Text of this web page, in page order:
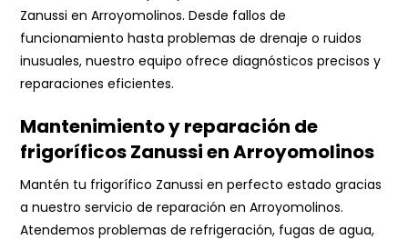
Zanussi en Arroyomolinos. Desde fallos de
funcionamiento hasta problemas de drenaje o ruidos
inusuales, nuestro equipo ofrece diagnósticos precisos y
reparaciones eficientes.
Mantenimiento y reparación de
frigoríficos Zanussi en Arroyomolinos
Mantén tu frigorífico Zanussi en perfecto estado gracias
a nuestro servicio de reparación en Arroyomolinos.
Atendemos problemas de refrigeración, fugas de agua,